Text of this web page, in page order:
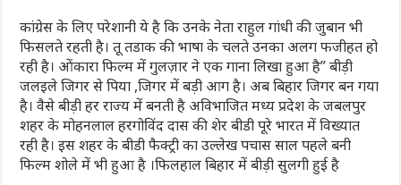
कांग्रेस के लिए परेशानी ये है कि उनके नेता राहुल गांधी की जुबान भी
फिसलते रहती है। तू तडाक की भाषा के चलते उनका अलग फजीहत हो
रही है। ओंकारा फिल्म में गुलज़ार ने एक गाना लिखा हुआ है” बीड़ी
जलइले जिगर से पिया ,जिगर में बड़ी आग है। अब बिहार जिगर बन गया
है। वैसे बीड़ी हर राज्य में बनती है अविभाजित मध्य प्रदेश के जबलपुर
शहर के मोहनलाल हरगोविंद दास की शेर बीडी पूरे भारत में विख्यात
रही है। इस शहर के बीडी फैक्ट्री का उल्लेख पचास साल पहले बनी
फिल्म शोले में भी हुआ है ।फिलहाल बिहार में बीड़ी सुलगी हुई है